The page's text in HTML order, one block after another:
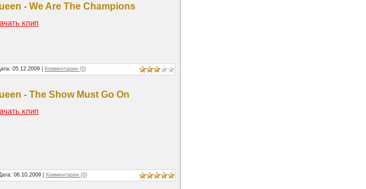
- We Are The Champions
клип
05.12.2009 Комментарии (0)
- The Show Must Go On
клип
06.10.2009 Комментарии (0)